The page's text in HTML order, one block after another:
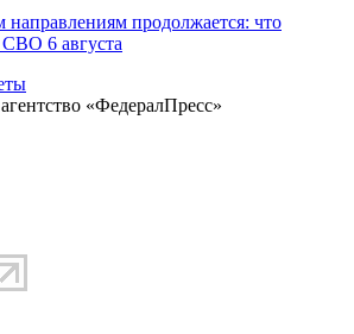
направлениям продолжается: что
6 августа
«ФедералПресс»